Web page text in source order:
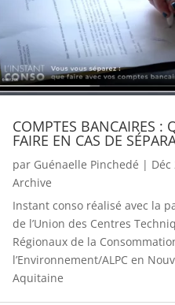
COMPTES BANCAIRES :
FAIRE EN CAS DE
par Guénaelle Pinchedé | Déc
Archive
Instant conso réalisé avec la
de l’Union des Centres
Régionaux de la
l’Environnement/ALPC en
Aquitaine